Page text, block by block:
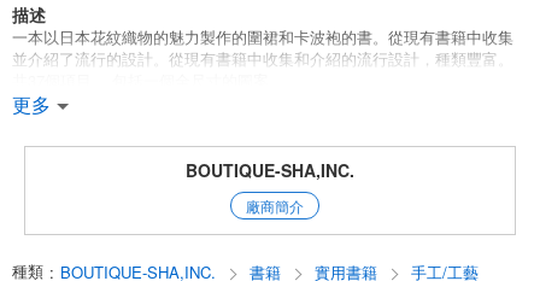
描述
一本以日本花紋織物的魅力製作的圍裙和卡波袍的書。從現有書籍中收集
並介紹了流行的設計。從現有書籍中收集和介紹的流行設計，種類豐富。
從現有書籍中收集和介紹的流行設計，種類豐富。共37個項目。共有37個
包括一個全尺寸的紙質圖案。包括1張圖案紙。
English
更多
BOUTIQUE-SHA,INC.
廠商簡介
種類 : BOUTIQUE-SHA,INC. 書籍 實用書籍 手工/工藝